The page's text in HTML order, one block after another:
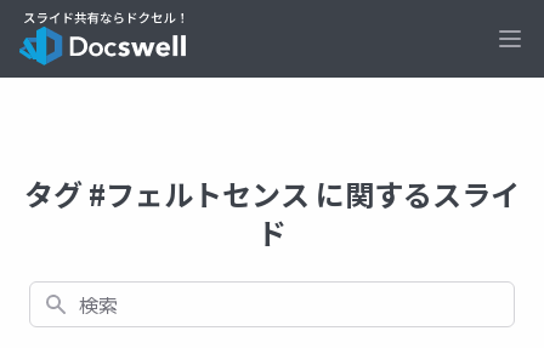
タグ #フェルトセンス に関するスライ
ド
検索